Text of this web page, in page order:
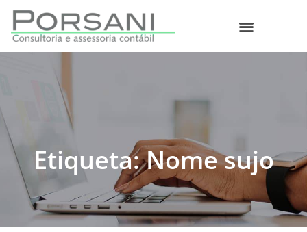
Etiqueta: Nome sujo